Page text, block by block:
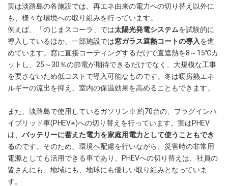
実は淡路島の各施設では、再エネ由来の電力への切り替え以外に
も、様々な環境への取り組みを行っています。
例えば、「のじまスコーラ」では太陽光発電システムを試験的に
導入しているほか、一部施設では窓ガラス遮熱コートの導入を進
めています。窓に直接コーティングするだけで直遮熱を8～15℃カ
ットし、25～30％の節電が期待できるだけでなく、大規模な工事
を要さないため低コストで導入可能なものです。冬は暖房熱エネ
ルギーの流出を抑え、室内の保温効果を高めることもできます。
また、淡路島で使用しているガソリン車 約70台の、プラグインハ
イブリッド車(PHEV※)への切り替えを行っています。実はPHEV
は、 バッテリーに蓄えた電力を家庭用電力として使うこともでき
るのです。そのため、環境へ配慮を行いながら、災害時の非常用
電源としても活用できる車であり、PHEVへの切り替えは、社員の
皆さんにも、地域にも、地球にも優しい取り組みとなっていま
す。